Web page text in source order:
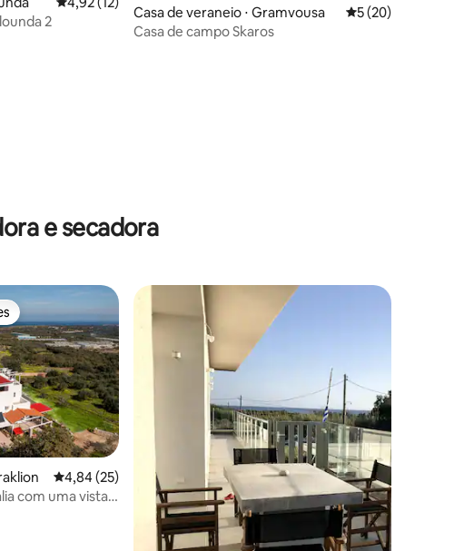
avaliações
2
Casa de veraneio ⋅ Gramvousa 5 de uma
5 (20)
Casa de campo Skaros
e secadora
4,84 de uma avaliação média de 5, 25 avaliações
4,84 (25)
com uma vista